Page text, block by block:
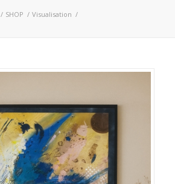
/ SHOP / Visualisation /